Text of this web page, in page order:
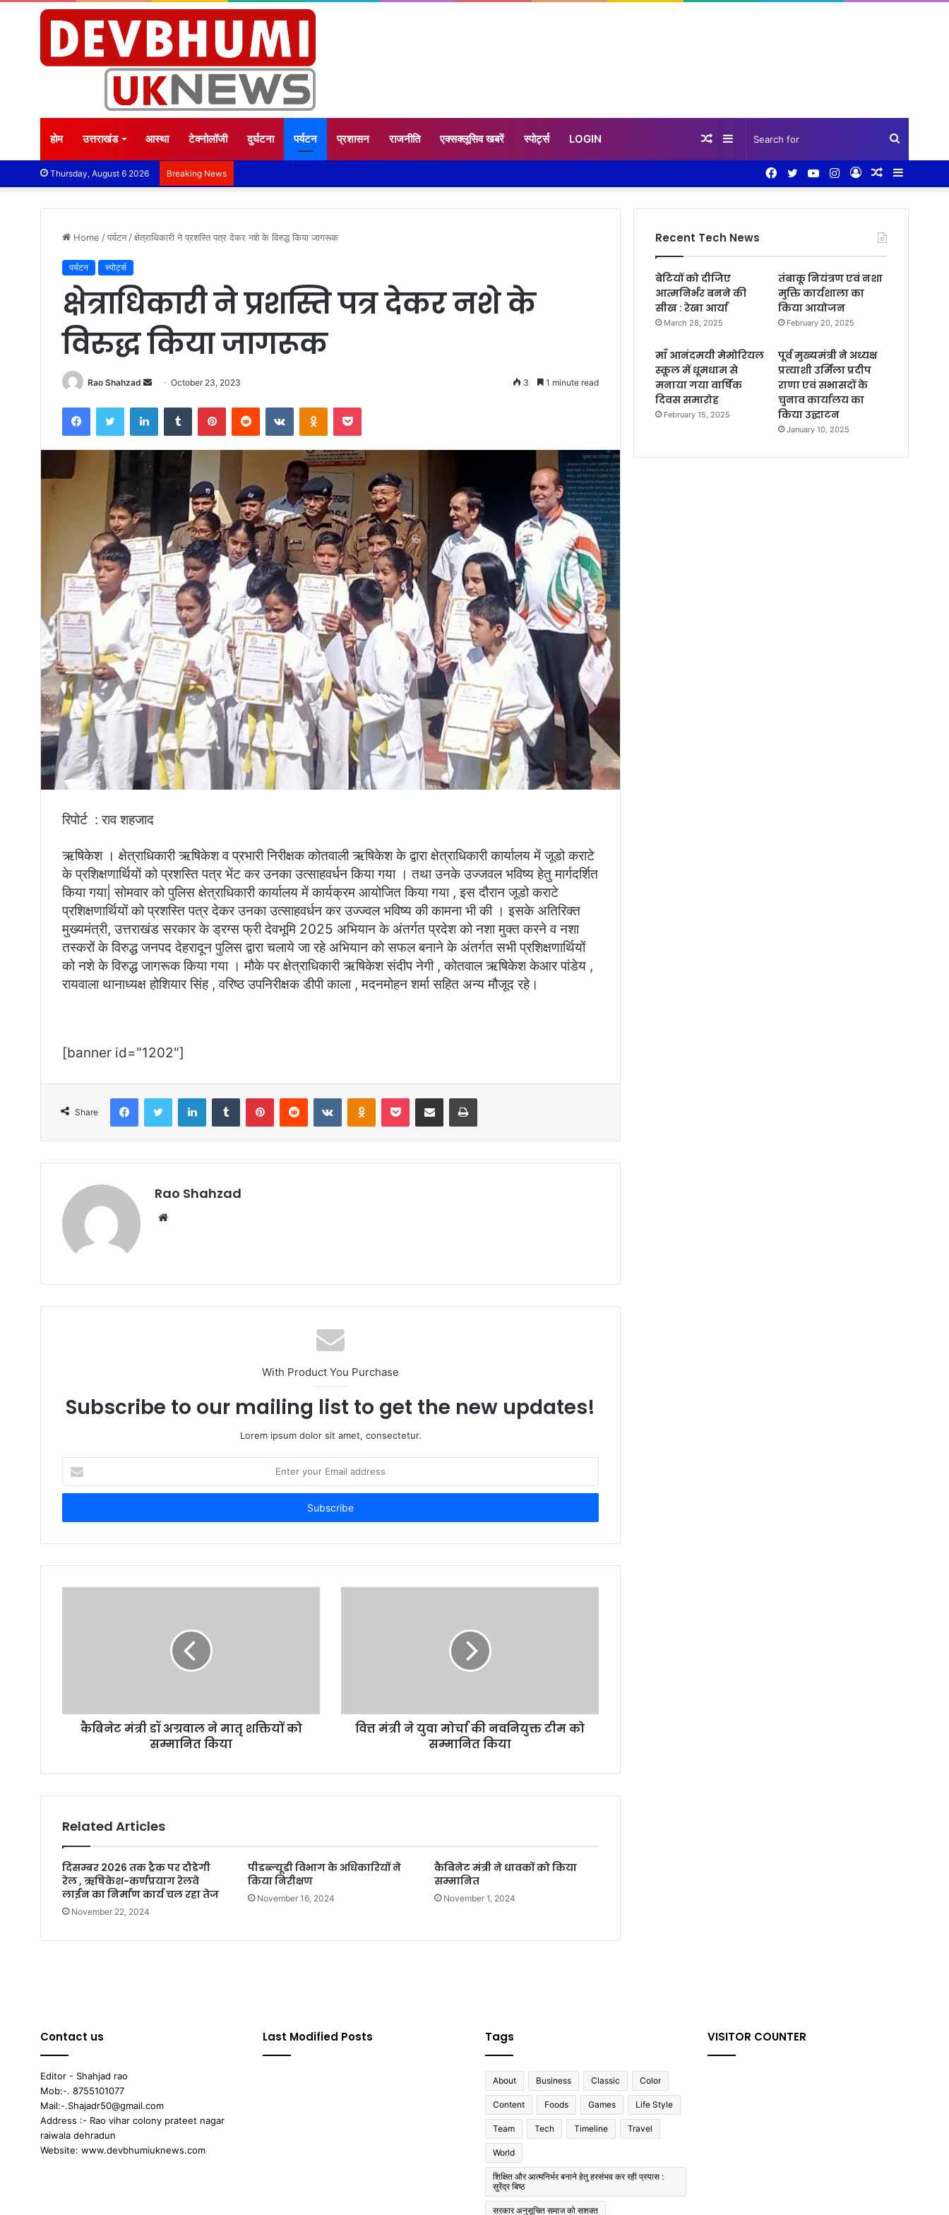
होम उत्तराखंड आस्था टेक्नोलॉजी दुर्घटना पर्यटन प्रशासन राजनीति एक्सक्लूसिव खबरें स्पोर्ट्स LOGIN Search
for
Sidebar
Random
Thursday, August 6 2026 Breaking News Sidebar
Random
Log
Instagram
YouTube
Twitter
Facebook
Home /पर्यटन /क्षेत्राधिकारी ने प्रशस्ति पत्र देकर नशे के विरुद्ध किया जागरूक
पर्यटन स्पोर्ट्स
क्षेत्राधिकारी ने प्रशस्ति पत्र देकर नशे के
विरुद्ध किया जागरूक
Rao Shahzad
SendOctober 23, 2023 3 1 minute read
FacebookTwitter LinkedInTumblr PinterestReddit VKontakteOdnoklassniki
Pocket
रिपोर्ट : राव शहजाद
ऋषिकेश । क्षेत्राधिकारी ऋषिकेश व प्रभारी निरीक्षक कोतवाली ऋषिकेश के द्वारा क्षेत्राधिकारी कार्यालय में जूडो कराटे
के प्रशिक्षणार्थियों को प्रशस्ति पत्र भेंट कर उनका उत्साहवर्धन किया गया । तथा उनके उज्जवल भविष्य हेतु मार्गदर्शित
किया गया| सोमवार को पुलिस क्षेत्राधिकारी कार्यालय में कार्यक्रम आयोजित किया गया , इस दौरान जूडो कराटे
प्रशिक्षणार्थियों को प्रशस्ति पत्र देकर उनका उत्साहवर्धन कर उज्ज्वल भविष्य की कामना भी की । इसके अतिरिक्त
मुख्यमंत्री, उत्तराखंड सरकार के ड्रग्स फ्री देवभूमि 2025 अभियान के अंतर्गत प्रदेश को नशा मुक्त करने व नशा
तस्करों के विरुद्ध जनपद देहरादून पुलिस द्वारा चलाये जा रहे अभियान को सफल बनाने के अंतर्गत सभी प्रशिक्षणार्थियों
को नशे के विरुद्ध जागरूक किया गया । मौके पर क्षेत्राधिकारी ऋषिकेश संदीप नेगी , कोतवाल ऋषिकेश केआर पांडेय ,
रायवाला थानाध्यक्ष होशियार सिंह , वरिष्ठ उपनिरीक्षक डीपी काला , मदनमोहन शर्मा सहित अन्य मौजूद रहे।
[banner id="1202"]
Share
FacebookTwitter LinkedInTumblr PinterestReddit VKontakteOdnoklassniki
Pocket Share via Email Print
Rao Shahzad
Website
With Product You Purchase
Subscribe to our mailing list to get the new updates!
Lorem ipsum dolor sit amet, consectetur.
your
Email
कैबिनेट मंत्री डॉ अग्रवाल ने मातृ शक्तियों को
सम्मानित किया
वित्त मंत्री ने युवा मोर्चा की नवनियुक्त टीम को
सम्मानित किया
Related Articles
दिसम्बर 2026 तक ट्रैक पर दौडेगी
रेल , ऋषिकेश-कर्णप्रयाग रेलवे
लाईन का निर्माण कार्य चल रहा तेज
November 22, 2024
पीडब्ल्यूडी विभाग के अधिकारियों ने
किया निरीक्षण
November 16, 2024
कैबिनेट मंत्री ने धावकों को किया
सम्मानित
November 1, 2024
Recent Tech News
बेटियों को दीजिए
आत्मनिर्भर बनने की
सीख : रेखा आर्या
March 28, 2025
तंबाकू नियंत्रण एवं नशा
मुक्ति कार्यशाला का
किया आयोजन
February 20, 2025
माँ आनंदमयी मेमोरियल
स्कूल में धूमधाम से
मनाया गया वार्षिक
दिवस समारोह
February 15, 2025
पूर्व मुख्यमंत्री ने अध्यक्ष
प्रत्याशी उर्मिला प्रदीप
राणा एवं सभासदों के
चुनाव कार्यालय का
किया उद्घाटन
January 10, 2025
Contact us
Editor - Shahjad rao
Mob:-. 8755101077
Mail:-.Shajadr50@gmail.com
Address :- Rao vihar colony prateet nagar
raiwala dehradun
Website: www.devbhumiuknews.com
Last Modified Posts Tags
About Business Classic Color
Content Foods Games Life Style
Team Tech Timeline Travel
World
शिक्षित और आत्मनिर्भर बनाने हेतु हरसंभव कर रही प्रयास :
सुरेंद्र बिष्ठ
सरकार अनुसूचित समाज को सशक्त
VISITOR COUNTER